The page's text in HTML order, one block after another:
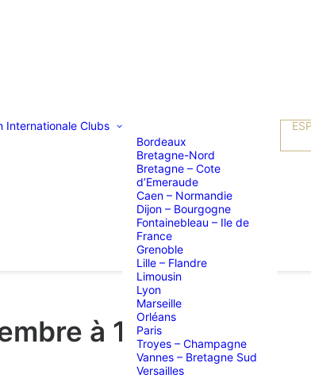
Internationale Clubs
Bordeaux
Bretagne-Nord
Bretagne – Cote
d’Emeraude
Caen – Normandie
Dijon – Bourgogne
Fontainebleau – Ile de
France
Grenoble
Lille – Flandre
Limousin
Lyon
Marseille
Orléans
Paris
Troyes – Champagne
Vannes – Bretagne Sud
Versailles
à 18 heures